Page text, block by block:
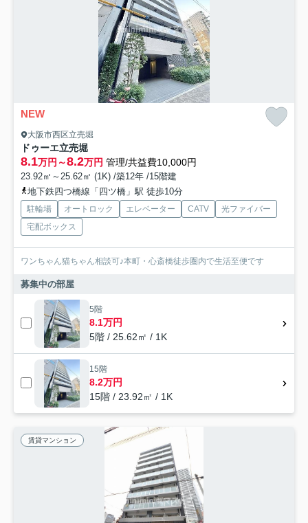
NEW
大阪市西区立売堀
ドゥーエ立売堀
8.1万円～8.2万円 管理/共益費10,000円
23.92㎡～25.62㎡ (1K) /築12年 /15階建
地下鉄四つ橋線「四ツ橋」駅 徒歩10分
駐輪場 オートロック エレベーター CATV
光ファイバー
宅配ボックス
ワンちゃん猫ちゃん相談可♪本町・心斎橋徒歩圏内で生活至便です
募集中の部屋
5階
8.1万円
5階 / 25.62㎡ / 1K
15階
8.2万円
15階 / 23.92㎡ / 1K
賃貸マンション